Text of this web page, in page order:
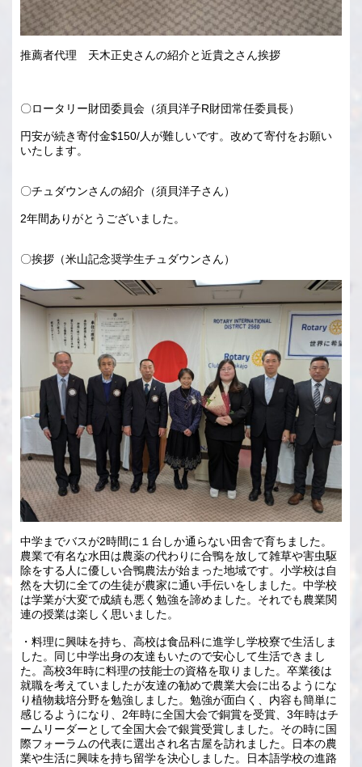
推薦者代理 天木正史さんの紹介と近貴之さん挨拶
〇ロータリー財団委員会（須貝洋子R財団常任委員長）
円安が続き寄付金$150/人が難しいです。改めて寄付をお願い
いたします。
〇チュダウンさんの紹介（須貝洋子さん）
2年間ありがとうございました。
〇挨拶（米山記念奨学生チュダウンさん）
中学までバスが2時間に１台しか通らない田舎で育ちました。
農業で有名な水田は農薬の代わりに合鴨を放して雑草や害虫駆
除をする人に優しい合鴨農法が始まった地域です。小学校は自
然を大切に全ての生徒が農家に通い手伝いをしました。中学校
は学業が大変で成績も悪く勉強を諦めました。それでも農業関
連の授業は楽しく思いました。
・料理に興味を持ち、高校は食品科に進学し学校寮で生活しま
した。同じ中学出身の友達もいたので安心して生活できまし
た。高校3年時に料理の技能士の資格を取りました。卒業後は
就職を考えていましたが友達の勧めで農業大会に出るようにな
り植物栽培分野を勉強しました。勉強が面白く、内容も簡単に
感じるようになり、2年時に全国大会で銅賞を受賞、3年時はチ
ームリーダーとして全国大会で銀賞受賞しました。その時に国
際フォーラムの代表に選出され名古屋を訪れました。日本の農
業や生活に興味を持ち留学を決心しました。日本語学校の進路